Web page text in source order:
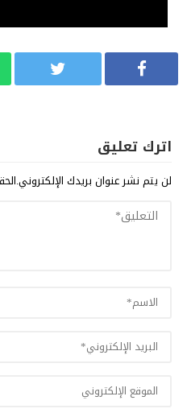
اترك تعليق
لن يتم نشر عنوان بريدك الإلكتروني.